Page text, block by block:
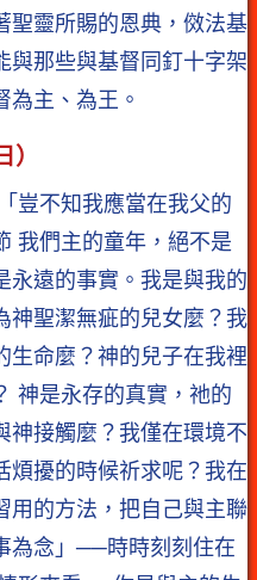
聖靈所賜的恩典，傚法基
與那些與基督同釘十字架
為主、為王。
豈不知我應當在我父的
我們主的童年，絕不是
永遠的事實。我是與我的
神聖潔無疵的兒女麼？我
生命麼？神的兒子在我裡
神是永存的真實，祂的
神接觸麼？我僅在環境不
煩擾的時候祈求呢？我在
用的方法，把自己與主聯
為念」──時時刻刻住在